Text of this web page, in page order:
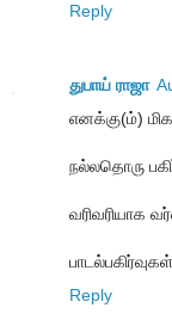
Reply
துபாய் ராஜா
எனக்கு(ம்)
நல்லதொரு
வரிவரியாக
Reply